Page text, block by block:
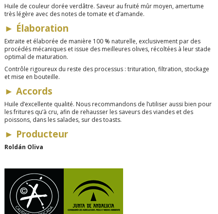
Huile de couleur dorée verdâtre. Saveur au fruité mûr moyen, amertume
très légère avec des notes de tomate et d’amande.
► Élaboration
Extraite et élaborée de manière 100 % naturelle, exclusivement par des
procédés mécaniques et issue des meilleures olives, récoltées à leur stade
optimal de maturation.
Contrôle rigoureux du reste des processus : trituration, filtration, stockage
et mise en bouteille.
► Accords
Huile d’excellente qualité. Nous recommandons de l’utiliser aussi bien pour
les fritures qu’à cru, afin de rehausser les saveurs des viandes et des
poissons, dans les salades, sur des toasts.
► Producteur
Roldán Oliva